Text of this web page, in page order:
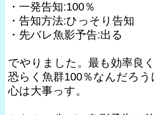
・一発告知:100％
・告知方法:ひっそり告知
・先バレ魚影予告:出る
でやりました。最も効率良
恐らく魚群100％なんだろ
心は大事っす。